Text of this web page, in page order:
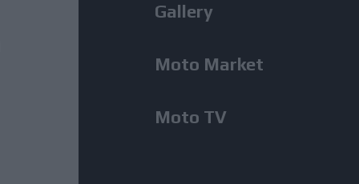
Gallery
Moto Market
Moto TV